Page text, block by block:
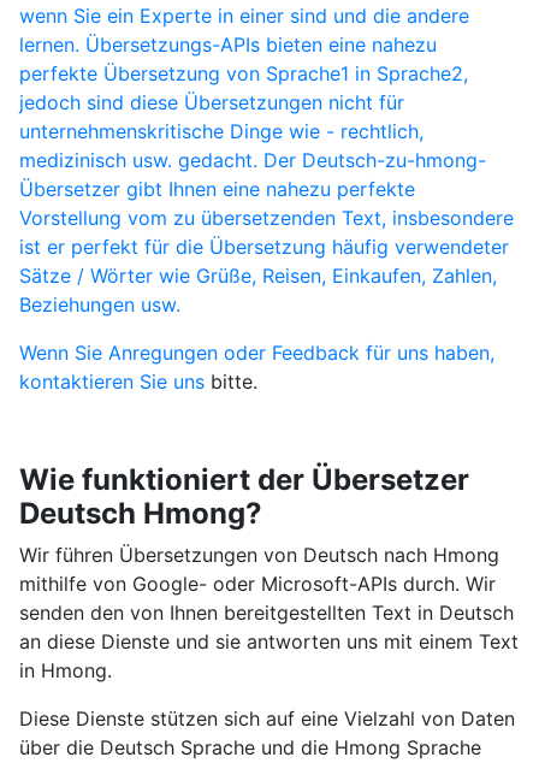
wenn Sie ein Experte in einer sind und die andere
lernen. Übersetzungs-APIs bieten eine nahezu
perfekte Übersetzung von Sprache1 in Sprache2,
jedoch sind diese Übersetzungen nicht für
unternehmenskritische Dinge wie - rechtlich,
medizinisch usw. gedacht. Der Deutsch-zu-hmong-
Übersetzer gibt Ihnen eine nahezu perfekte
Vorstellung vom zu übersetzenden Text, insbesondere
ist er perfekt für die Übersetzung häufig verwendeter
Sätze / Wörter wie Grüße, Reisen, Einkaufen, Zahlen,
Beziehungen usw.
Wenn Sie Anregungen oder Feedback für uns haben,
kontaktieren Sie unsbitte.
Wie funktioniert der Übersetzer
Deutsch Hmong?
Wir führen Übersetzungen von Deutsch nach Hmong
mithilfe von Google- oder Microsoft-APIs durch. Wir
senden den von Ihnen bereitgestellten Text in Deutsch
an diese Dienste und sie antworten uns mit einem Text
in Hmong.
Diese Dienste stützen sich auf eine Vielzahl von Daten
über die Deutsch Sprache und die Hmong Sprache